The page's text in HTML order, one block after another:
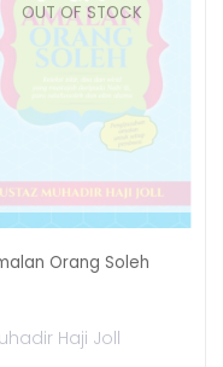
OUT OF STOCK
Orang Soleh
Haji Joll